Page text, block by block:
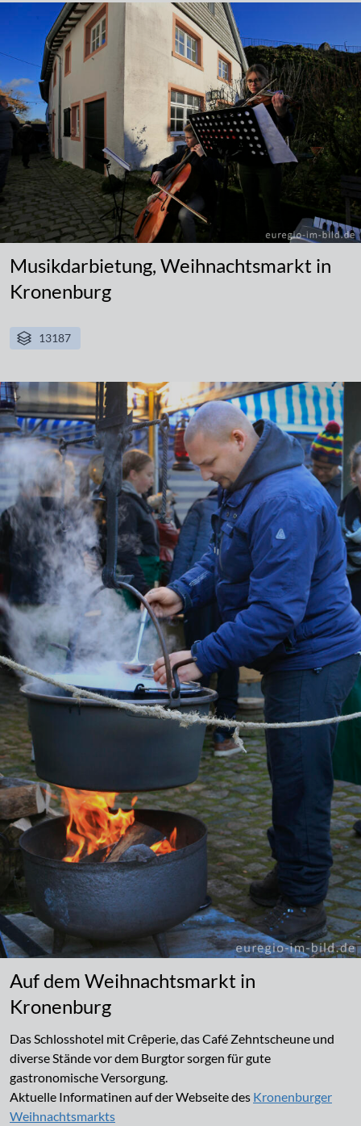
Musikdarbietung, Weihnachtsmarkt in
Kronenburg
13187
Auf dem Weihnachtsmarkt in
Kronenburg
Das Schlosshotel mit Crêperie, das Café Zehntscheune und
diverse Stände vor dem Burgtor sorgen für gute
gastronomische Versorgung.
Aktuelle Informatinen auf der Webseite des Kronenburger
Weihnachtsmarkts